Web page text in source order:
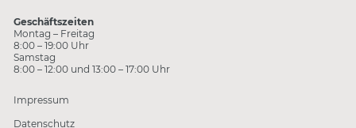
Geschäftszeiten
Montag – Freitag
8:00 – 19:00 Uhr
Samstag
8:00 – 12:00 und 13:00 – 17:00 Uhr
Impressum
Datenschutz